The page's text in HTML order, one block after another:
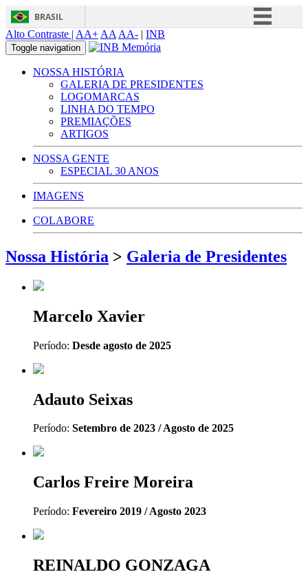
BRASIL
Participe
Canais
Alto Contraste | AA+ AA AA- | INB
Toggle navigation
NOSSA HISTÓRIA
GALERIA DE PRESIDENTES
LOGOMARCAS
LINHA DO TEMPO
PREMIAÇÕES
ARTIGOS
NOSSA GENTE
ESPECIAL 30 ANOS
IMAGENS
COLABORE
Nossa História > Galeria de Presidentes
Marcelo Xavier
Período: Desde agosto de 2025
Adauto Seixas
Período: Setembro de 2023 / Agosto de 2025
Carlos Freire Moreira
Período: Fevereiro 2019 / Agosto 2023
REINALDO GONZAGA